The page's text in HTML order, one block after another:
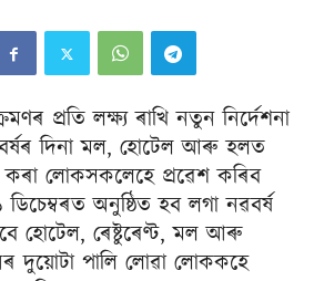
প্ৰতি লক্ষ্য ৰাখি নতুন নিৰ্দেশনা
দিনা মল, হোটেল আৰু হলত
কৰা লোকসকলেহে প্ৰৱেশ কৰিব
অনুষ্ঠিত হব লগা নৱবৰ্ষ
হোটেল, ৰেষ্টুৰেণ্ট, মল আৰু
দুয়োটা পালি লোৱা লোককহে